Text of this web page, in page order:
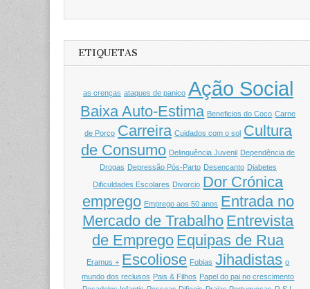
ETIQUETAS
as crenças ataques de panico Ação Social
Baixa Auto-Estima Beneficios do Coco Carne
de Porco Carreira Cuidados com o sol Cultura
de Consumo Delinquência Juvenil Dependência de
Drogas Depressão Pós-Parto Desencanto Diabetes
Dificuldades Escolares Divorcio Dor Crónica
emprego Emprego aos 50 anos Entrada no
Mercado de Trabalho Entrevista
de Emprego Equipas de Rua
Eramus + Escoliose Fobias Jihadistas o
mundo dos reclusos Pais & Filhos Papel do pai no crescimento